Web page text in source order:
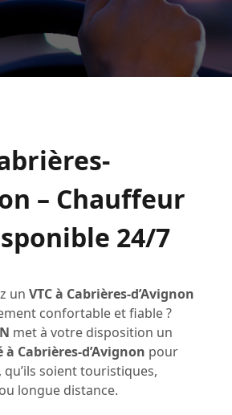
– Chauffeur
24/7
un VTC à Cabrières-d’Avignon
confortable et fiable ?
met à votre disposition un
Cabrières-d’Avignon pour
soient touristiques,
longue distance.